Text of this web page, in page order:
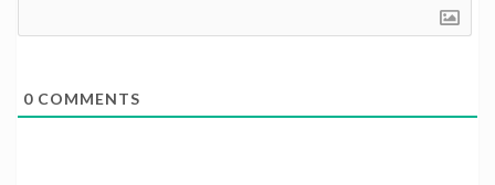
0 COMMENTS